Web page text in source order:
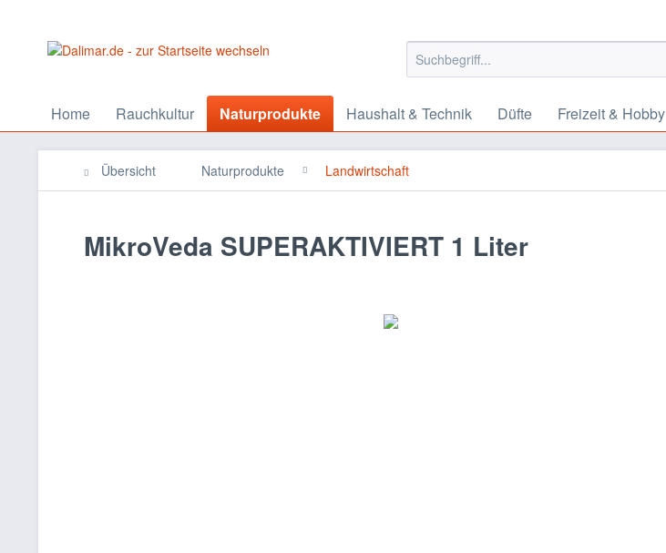
Home Rauchkultur Naturprodukte Haushalt & Technik Düfte Freizeit & Hobby
Übersicht Naturprodukte Landwirtschaft
MikroVeda SUPERAKTIVIERT 1 Liter